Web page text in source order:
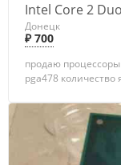
Intel Core 2
Донецк
₽ 700
продаю процессоры
pga478 количество